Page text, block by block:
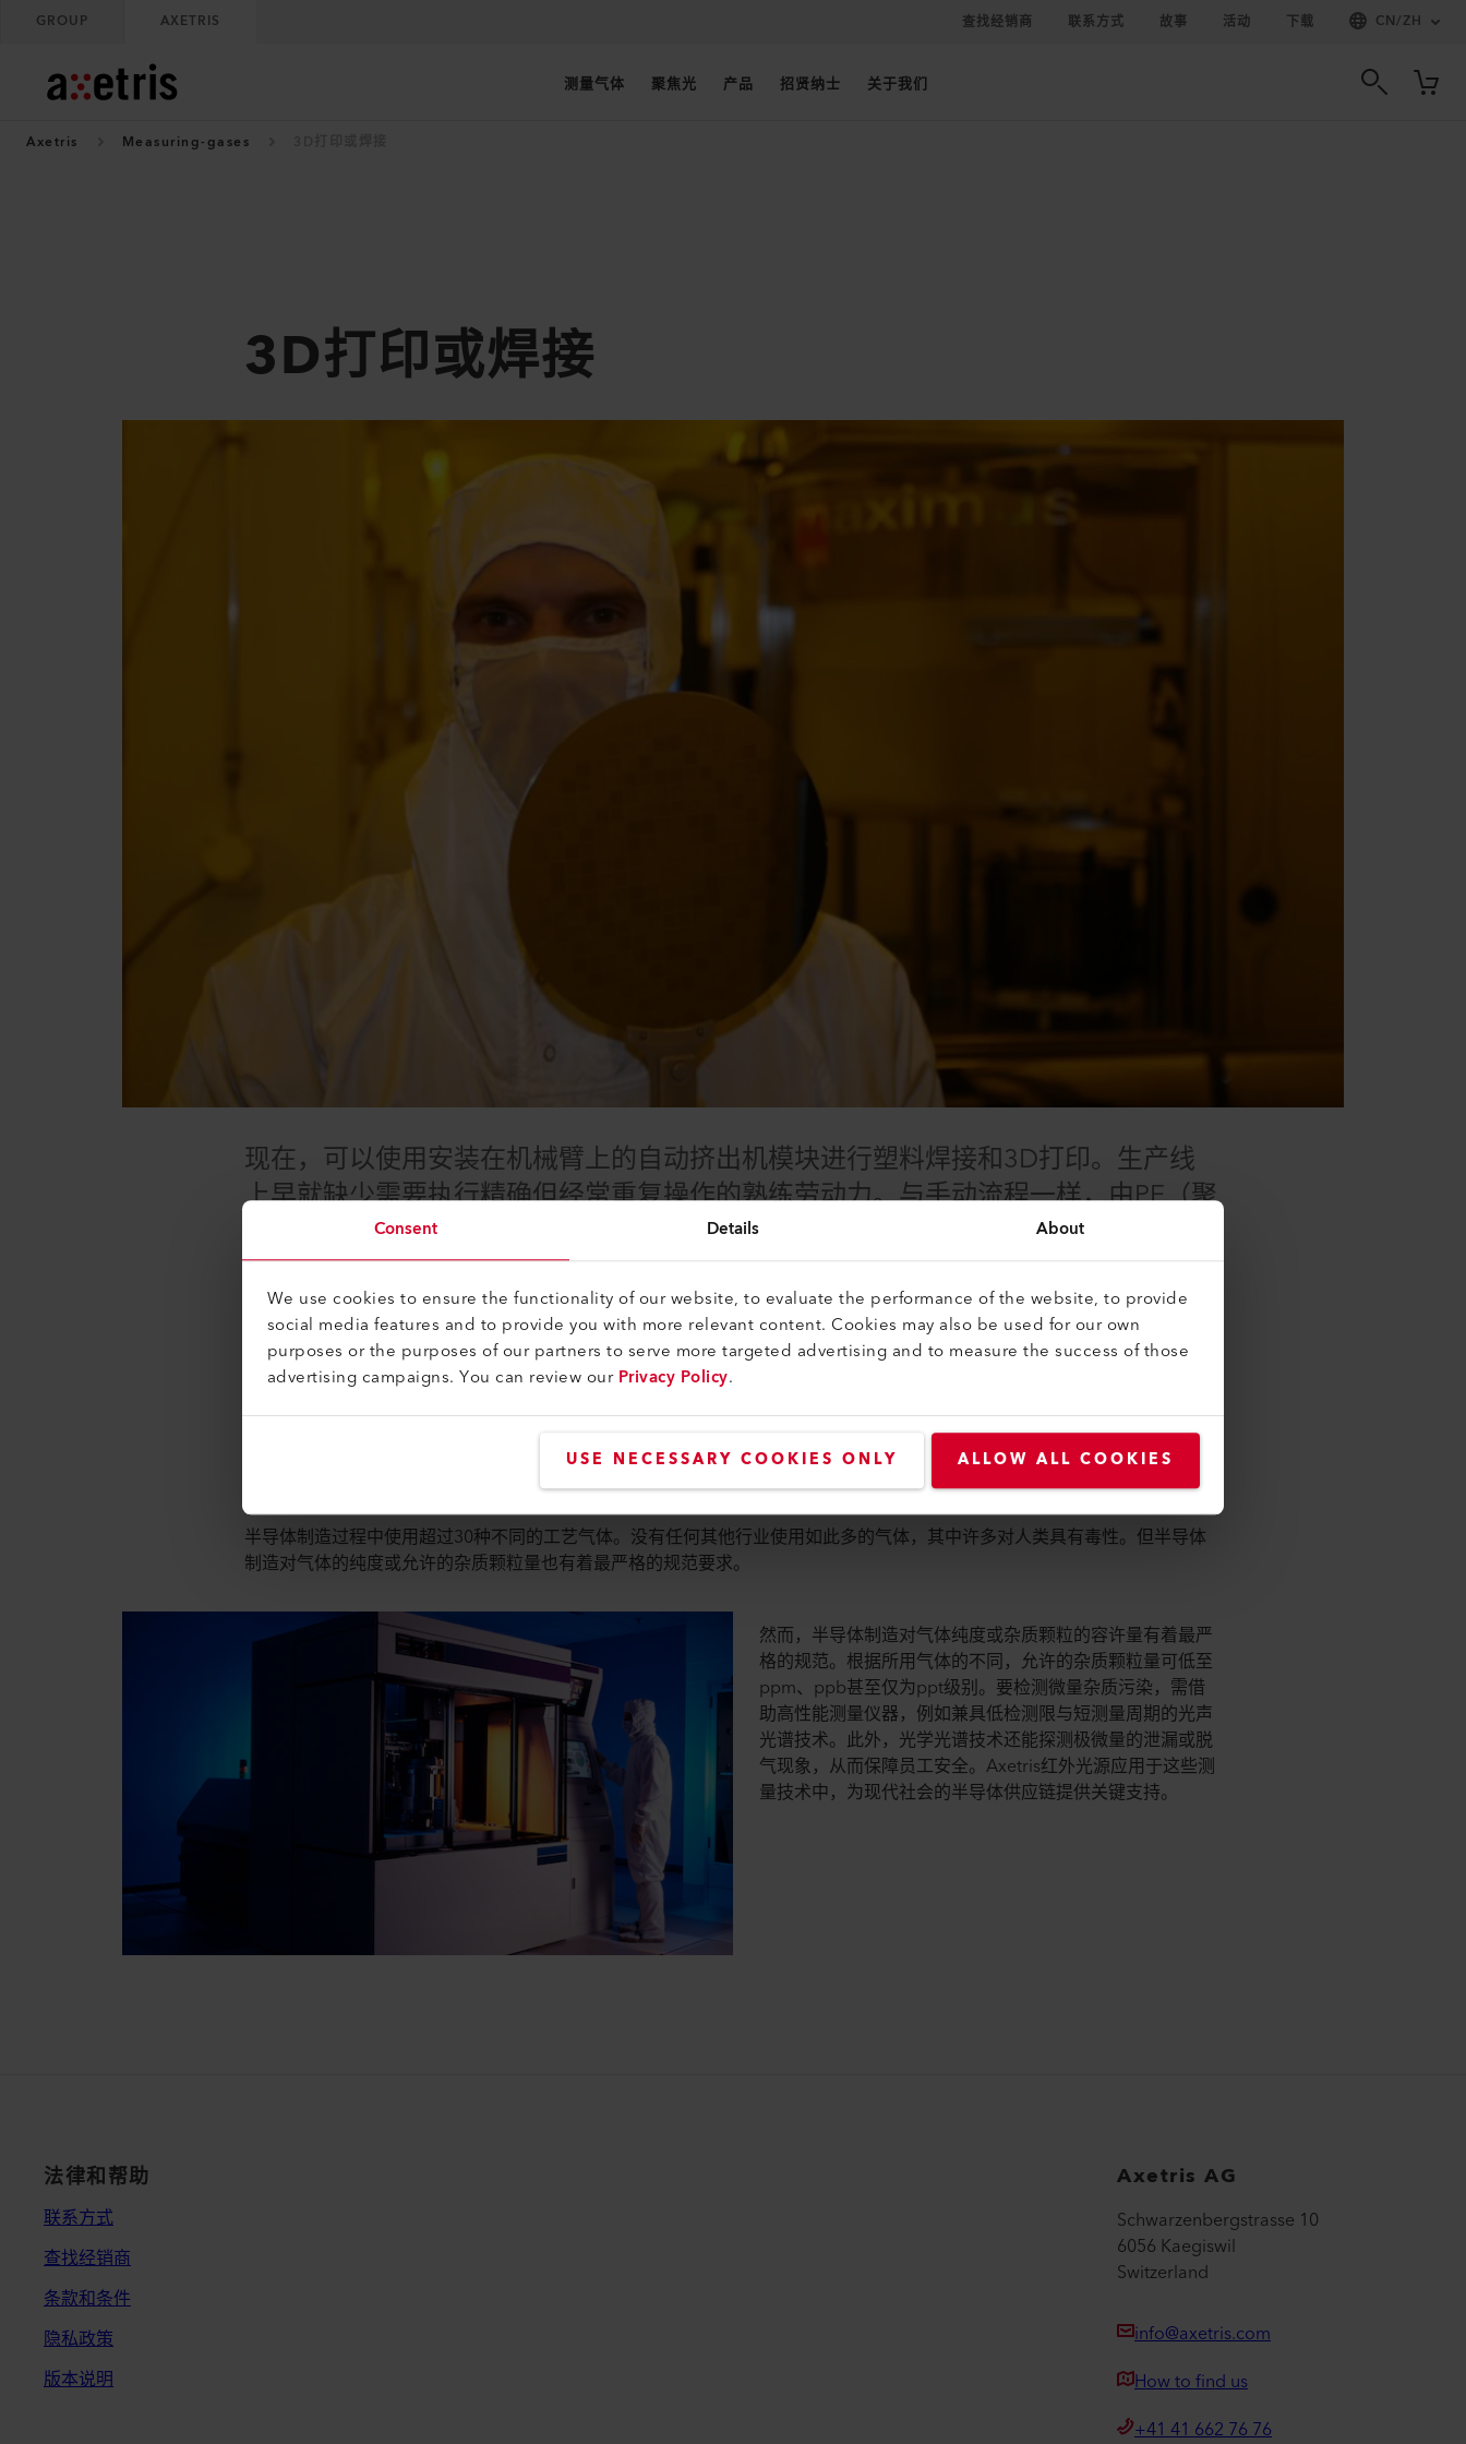
Consent Details About
We use cookies to ensure the functionality of our website, to evaluate the performance of the website, to provide
social media features and to provide you with more relevant content. Cookies may also be used for our own
purposes or the purposes of our partners to serve more targeted advertising and to measure the success of those
advertising campaigns. You can review ourPrivacy Policy.
USE NECESSARY COOKIES ONLY ALLOW ALL COOKIES
GROUP AXETRIS 查找经销商 联系方式 故事 活动 下载 CN/ZH
测量气体 聚焦光 产品 招贤纳士 关于我们
Axetris Measuring-gases
3D打印或焊接
现在，可以使用安装在机械臂上的自动挤出机模块进行塑料焊接和3D打印。生产线
上早就缺少需要执行精确但经常重复操作的熟练劳动力。与手动流程一样，由PE（聚
乙烯）、PP（聚丙烯）、PVDF、PVC和PC等材料制成的管接头、容器或管件也可以
通过自动化方式来制造和连接。
这种增长很可能主要由汽车行业驱动。现代车辆平均含有约100个基于半导体的组件。不仅需求量持续攀升，这些半导体的性能
和尺寸也必须不断提升以满足日益增长的需求。这对芯片制造商构成重大挑战。无论是环境空气中的微粒还是工艺气体纯度，
至今仍是半导体制造中的限制因素。
工艺气体的纯度至关重要
半导体制造过程中使用超过30种不同的工艺气体。没有任何其他行业使用如此多的气体，其中许多对人类具有毒性。但半导体
制造对气体的纯度或允许的杂质颗粒量也有着最严格的规范要求。
然而，半导体制造对气体纯度或杂质颗粒的容许量有着最严
格的规范。根据所用气体的不同，允许的杂质颗粒量可低至
ppm、ppb甚至仅为ppt级别。要检测微量杂质污染，需借
助高性能测量仪器，例如兼具低检测限与短测量周期的光声
光谱技术。此外，光学光谱技术还能探测极微量的泄漏或脱
气现象，从而保障员工安全。Axetris红外光源应用于这些测
量技术中，为现代社会的半导体供应链提供关键支持。
法律和帮助
联系方式
查找经销商
条款和条件
隐私政策
版本说明
Axetris AG
Schwarzenbergstrasse 10
6056 Kaegiswil
Switzerland
info@axetris.com
How to find us
+41 41 662 76 76